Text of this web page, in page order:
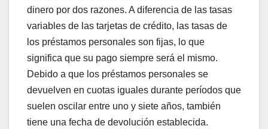
dinero por dos razones. A diferencia de las tasas
variables de las tarjetas de crédito, las tasas de
los préstamos personales son fijas, lo que
significa que su pago siempre será el mismo.
Debido a que los préstamos personales se
devuelven en cuotas iguales durante períodos que
suelen oscilar entre uno y siete años, también
tiene una fecha de devolución establecida.